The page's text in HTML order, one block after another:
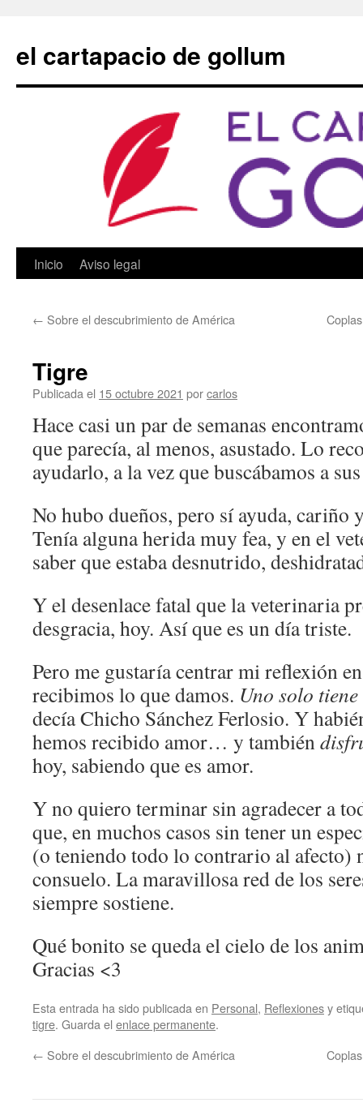
contenido
el cartapacio de gollum
Inicio Aviso legal
← Sobre el descubrimiento de América
Tigre
Publicada el 15 octubre 2021 porcarlos
Hace casi un par de semanas
que parecía, al menos, asustado. Lo
ayudarlo, a la vez que buscábamos a
No hubo dueños, pero sí ayuda, cariño
Tenía alguna herida muy fea, y en el
saber que estaba desnutrido,
Y el desenlace fatal que la veterinaria
desgracia, hoy. Así que es un día triste.
Pero me gustaría centrar mi reflexión
recibimos lo que damos. Uno solo
decía Chicho Sánchez Ferlosio. Y
hemos recibido amor… y también
hoy, sabiendo que es amor.
Y no quiero terminar sin agradecer a
que, en muchos casos sin tener un
(o teniendo todo lo contrario al afecto)
consuelo. La maravillosa red de los
siempre sostiene.
Qué bonito se queda el cielo de los
Gracias <3
Esta entrada ha sido publicada en Personal, Reflexionesy
tigre. Guarda el enlace permanente.
← Sobre el descubrimiento de América